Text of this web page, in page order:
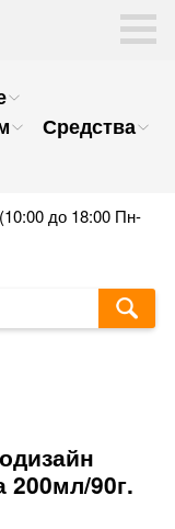
Средства
до 18:00 Пн-
90г.